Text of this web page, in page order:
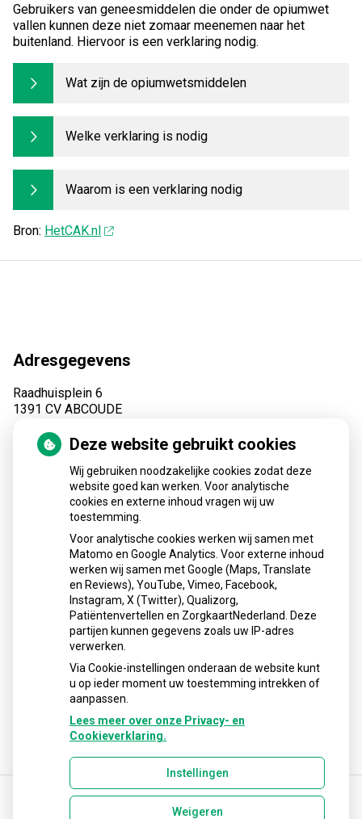
Gebruikers van geneesmiddelen die onder de opiumwet
vallen kunnen deze niet zomaar meenemen naar het
buitenland. Hiervoor is een verklaring nodig.
Wat zijn de opiumwetsmiddelen
Welke verklaring is nodig
Waarom is een verklaring nodig
Bron: HetCAK.nl
Adresgegevens
Raadhuisplein 6
1391 CV ABCOUDE
Tel:
(0294) 28 09 70
Fax: (0294) 28 48 28
info@apotheekabcoude.nl
AGB code apotheek: 02008694
Deze website gebruikt cookies
Wij gebruiken noodzakelijke cookies zodat deze
website goed kan werken. Voor analytische
cookies en externe inhoud vragen wij uw
toestemming.
Voor analytische cookies werken wij samen met
Matomo en Google Analytics. Voor externe inhoud
werken wij samen met Google (Maps, Translate
en Reviews), YouTube, Vimeo, Facebook,
Instagram, X (Twitter), Qualizorg,
Patiëntenvertellen en ZorgkaartNederland. Deze
partijen kunnen gegevens zoals uw IP-adres
verwerken.
Via Cookie-instellingen onderaan de website kunt
u op ieder moment uw toestemming intrekken of
aanpassen.
Lees meer over onze Privacy- en
Cookieverklaring.
Instellingen
Weigeren